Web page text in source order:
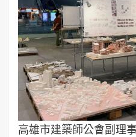
高雄市建築師公會副理